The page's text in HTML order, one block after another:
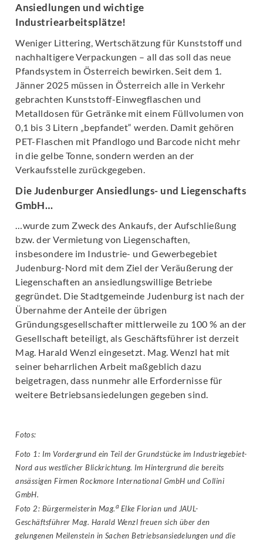
Ansiedlungen und wichtige
Industriearbeitsplätze!
Weniger Littering, Wertschätzung für Kunststoff und
nachhaltigere Verpackungen – all das soll das neue
Pfandsystem in Österreich bewirken. Seit dem 1.
Jänner 2025 müssen in Österreich alle in Verkehr
gebrachten Kunststoff-Einwegflaschen und
Metalldosen für Getränke mit einem Füllvolumen von
0,1 bis 3 Litern „bepfandet“ werden. Damit gehören
PET-Flaschen mit Pfandlogo und Barcode nicht mehr
in die gelbe Tonne, sondern werden an der
Verkaufsstelle zurückgegeben.
Die Judenburger Ansiedlungs- und Liegenschafts
GmbH…
…wurde zum Zweck des Ankaufs, der Aufschließung
bzw. der Vermietung von Liegenschaften,
insbesondere im Industrie- und Gewerbegebiet
Judenburg-Nord mit dem Ziel der Veräußerung der
Liegenschaften an ansiedlungswillige Betriebe
gegründet. Die Stadtgemeinde Judenburg ist nach der
Übernahme der Anteile der übrigen
Gründungsgesellschafter mittlerweile zu 100 % an der
Gesellschaft beteiligt, als Geschäftsführer ist derzeit
Mag. Harald Wenzl eingesetzt. Mag. Wenzl hat mit
seiner beharrlichen Arbeit maßgeblich dazu
beigetragen, dass nunmehr alle Erfordernisse für
weitere Betriebsansiedelungen gegeben sind.
Fotos:
Foto 1: Im Vordergrund ein Teil der Grundstücke im Industriegebiet-
Nord aus westlicher Blickrichtung. Im Hintergrund die bereits
ansässigen Firmen Rockmore International GmbH und Collini
GmbH.
Foto 2: Bürgermeisterin Mag.a Elke Florian und JAUL-
Geschäftsführer Mag. Harald Wenzl freuen sich über den
gelungenen Meilenstein in Sachen Betriebsansiedelungen und die